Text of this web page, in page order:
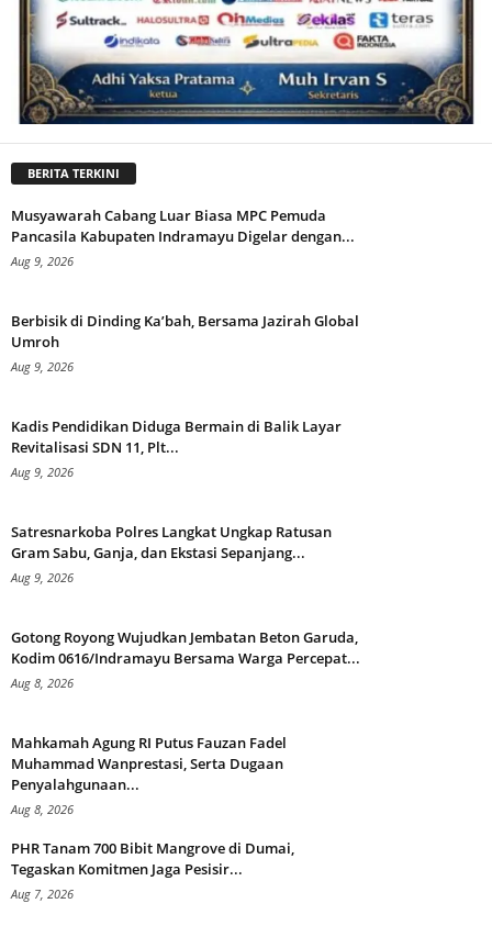
BERITA TERKINI
Musyawarah Cabang Luar Biasa MPC Pemuda
Pancasila Kabupaten Indramayu Digelar dengan...
Aug 9, 2026
Berbisik di Dinding Ka’bah, Bersama Jazirah Global
Umroh
Aug 9, 2026
Kadis Pendidikan Diduga Bermain di Balik Layar
Revitalisasi SDN 11, Plt...
Aug 9, 2026
Satresnarkoba Polres Langkat Ungkap Ratusan
Gram Sabu, Ganja, dan Ekstasi Sepanjang...
Aug 9, 2026
Gotong Royong Wujudkan Jembatan Beton Garuda,
Kodim 0616/Indramayu Bersama Warga Percepat...
Aug 8, 2026
Mahkamah Agung RI Putus Fauzan Fadel
Muhammad Wanprestasi, Serta Dugaan
Penyalahgunaan...
Aug 8, 2026
PHR Tanam 700 Bibit Mangrove di Dumai,
Tegaskan Komitmen Jaga Pesisir...
Aug 7, 2026